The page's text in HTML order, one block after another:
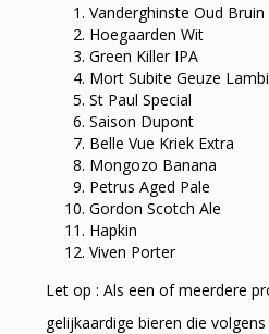
Vanderghinste Oud Bruin
Hoegaarden Wit
Green Killer IPA
Mort Subite Geuze
St Paul Special
Saison Dupont
Belle Vue Kriek Extra
Mongozo Banana
Petrus Aged Pale
Gordon Scotch Ale
Hapkin
Viven Porter
Let op : Als een of meerdere
gelijkaardige bieren die